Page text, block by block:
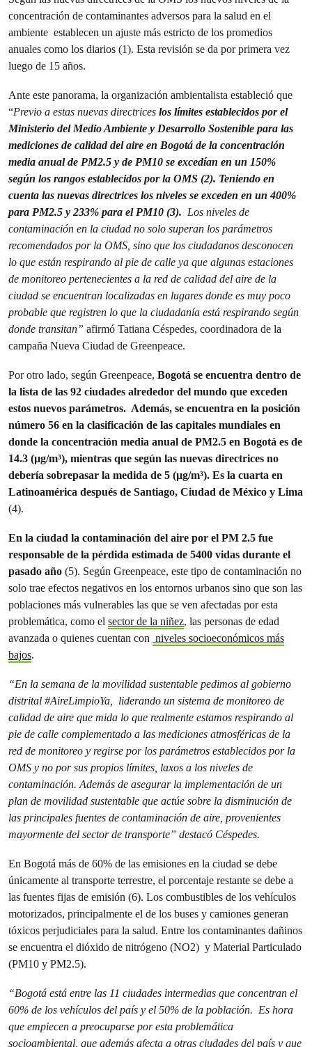
concentración de contaminantes adversos para la salud en el
ambiente establecen un ajuste más estricto de los promedios
anuales como los diarios (1). Esta revisión se da por primera vez
luego de 15 años.
Ante este panorama, la organización ambientalista estableció que
“Previo a estas nuevas directrices los límites establecidos por el
Ministerio del Medio Ambiente y Desarrollo Sostenible para las
mediciones de calidad del aire en Bogotá de la concentración
media anual de PM2.5 y de PM10 se excedían en un 150%
según los rangos establecidos por la OMS (2). Teniendo en
cuenta las nuevas directrices los niveles se exceden en un 400%
para PM2.5 y 233% para el PM10 (3). Los niveles de
contaminación en la ciudad no solo superan los parámetros
recomendados por la OMS, sino que los ciudadanos desconocen
lo que están respirando al pie de calle ya que algunas estaciones
de monitoreo pertenecientes a la red de calidad del aire de la
ciudad se encuentran localizadas en lugares donde es muy poco
probable que registren lo que la ciudadanía está respirando según
donde transitan” afirmó Tatiana Céspedes, coordinadora de la
campaña Nueva Ciudad de Greenpeace.
Por otro lado, según Greenpeace, Bogotá se encuentra dentro de
la lista de las 92 ciudades alrededor del mundo que exceden
estos nuevos parámetros. Además, se encuentra en la posición
número 56 en la clasificación de las capitales mundiales en
donde la concentración media anual de PM2.5 en Bogotá es de
14.3 (µg/m³), mientras que según las nuevas directrices no
debería sobrepasar la medida de 5 (µg/m³). Es la cuarta en
Latinoamérica después de Santiago, Ciudad de México y Lima
(4).
En la ciudad la contaminación del aire por el PM 2.5 fue
responsable de la pérdida estimada de 5400 vidas durante el
pasado año (5). Según Greenpeace, este tipo de contaminación no
solo trae efectos negativos en los entornos urbanos sino que son las
poblaciones más vulnerables las que se ven afectadas por esta
problemática, como el sector de la niñez, las personas de edad
avanzada o quienes cuentan con niveles socioeconómicos más
bajos.
“En la semana de la movilidad sustentable pedimos al gobierno
distrital #AireLimpioYa, liderando un sistema de monitoreo de
calidad de aire que mida lo que realmente estamos respirando al
pie de calle complementado a las mediciones atmosféricas de la
red de monitoreo y regirse por los parámetros establecidos por la
OMS y no por sus propios límites, laxos a los niveles de
contaminación. Además de asegurar la implementación de un
plan de movilidad sustentable que actúe sobre la disminución de
las principales fuentes de contaminación de aire, provenientes
mayormente del sector de transporte” destacó Céspedes.
En Bogotá más de 60% de las emisiones en la ciudad se debe
únicamente al transporte terrestre, el porcentaje restante se debe a
las fuentes fijas de emisión (6). Los combustibles de los vehículos
motorizados, principalmente el de los buses y camiones generan
tóxicos perjudiciales para la salud. Entre los contaminantes dañinos
se encuentra el dióxido de nitrógeno (NO2) y Material Particulado
(PM10 y PM2.5).
“Bogotá está entre las 11 ciudades intermedias que concentran el
60% de los vehículos del país y el 50% de la población. Es hora
que empiecen a preocuparse por esta problemática
socioambiental, que además afecta a otras ciudades del país y que